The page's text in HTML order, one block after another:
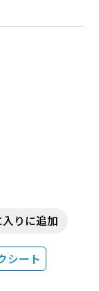
の背景な
シート
りに追加